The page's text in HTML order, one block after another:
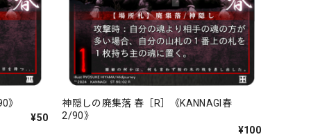
》
¥50
神隠しの廃集落 春［R］《KANNAGI春
2/90》
¥100